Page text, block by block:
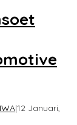
|12 Januari,